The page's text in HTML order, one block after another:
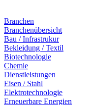
Branchen
Branchenübersicht
Bau / Infrastrukur
Bekleidung / Textil
Biotechnologie
Chemie
Dienstleistungen
Eisen / Stahl
Elektrotechnologie
Erneuerbare Energien